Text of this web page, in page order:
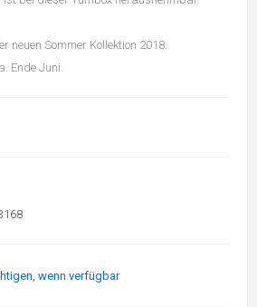
neuen Sommer Kollektion 2018.
Ende Juni.
wenn verfügbar